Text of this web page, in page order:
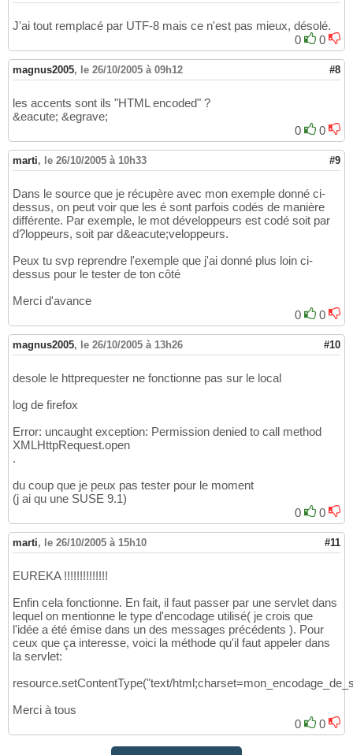
J'ai tout remplacé par UTF-8 mais ce n'est pas mieux, désolé.
0
0
magnus2005, le 26/10/2005 à 09h12 #8
les accents sont ils "HTML encoded" ?
&eacute; &egrave;
0
0
marti, le 26/10/2005 à 10h33 #9
Dans le source que je récupère avec mon exemple donné ci-
dessus, on peut voir que les é sont parfois codés de manière
différente. Par exemple, le mot développeurs est codé soit par
d?loppeurs, soit par d&eacute;veloppeurs.
Peux tu svp reprendre l'exemple que j'ai donné plus loin ci-
dessus pour le tester de ton côté
Merci d'avance
0
0
magnus2005, le 26/10/2005 à 13h26 #10
desole le httprequester ne fonctionne pas sur le local
log de firefox
Error: uncaught exception: Permission denied to call method
XMLHttpRequest.open
.
du coup que je peux pas tester pour le moment
(j ai qu une SUSE 9.1)
0
0
marti, le 26/10/2005 à 15h10 #11
EUREKA !!!!!!!!!!!!!!
Enfin cela fonctionne. En fait, il faut passer par une servlet dans
lequel on mentionne le type d'encodage utilisé( je crois que
l'idée a été émise dans un des messages précédents ). Pour
ceux que ça interesse, voici la méthode qu'il faut appeler dans
la servlet:
resource.setContentType("text/
Merci à tous
0
0